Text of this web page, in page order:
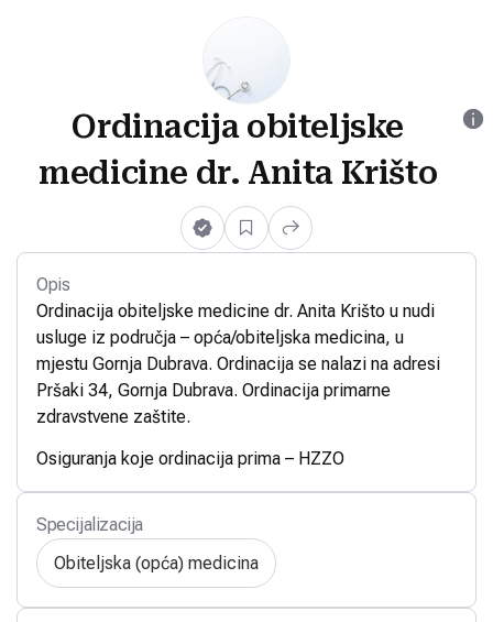
Ordinacija obiteljske
medicine dr. Anita Krišto
Opis
Ordinacija obiteljske medicine dr. Anita Krišto u nudi
usluge iz područja – opća/obiteljska medicina, u
mjestu Gornja Dubrava. Ordinacija se nalazi na adresi
Pršaki 34, Gornja Dubrava. Ordinacija primarne
zdravstvene zaštite.
Osiguranja koje ordinacija prima – HZZO
Specijalizacija
Obiteljska (opća) medicina